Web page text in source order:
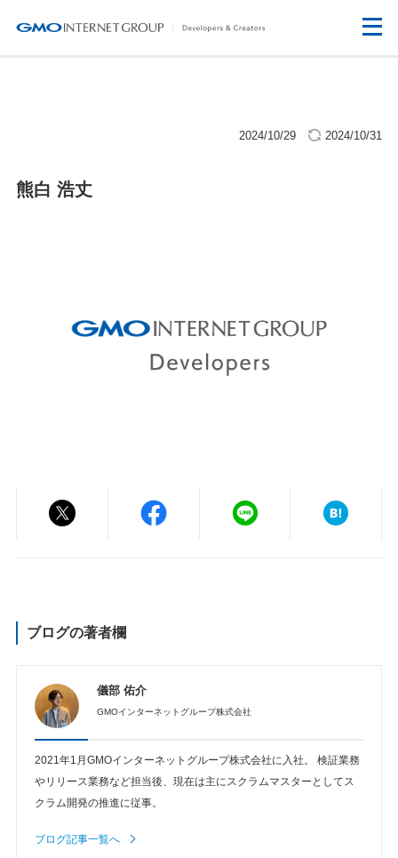
2024/10/29 2024/10/31
熊白 浩丈
ブログの著者欄
儀部 佑介
GMOインターネットグループ株式会社
2021年1月GMOインターネットグループ株式会社に入社。 検証業務
やリリース業務など担当後、現在は主にスクラムマスターとしてス
クラム開発の推進に従事。
ブログ記事一覧へ